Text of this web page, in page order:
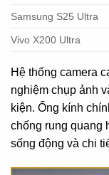
Samsung S25 Ultra
Vivo X200 Ultra
Hệ thống camera
nghiệm chụp ảnh
kiện. Ống kính
chống rung quang
sống động và chi